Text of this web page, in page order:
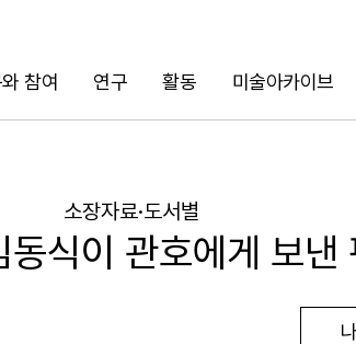
참여 연구 활동 미술아카이브
소장자료·도서별
식이 관호에게 보낸